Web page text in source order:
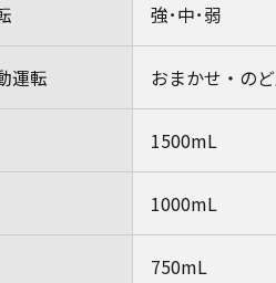
強･中･弱
運転 おまかせ・の
1500mL
1000mL
750mL